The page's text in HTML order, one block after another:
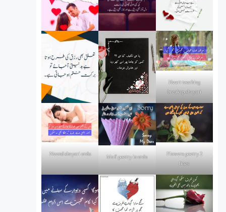
Heart touching
breakup shayari
Neend shayari urdu Mafi poetry in urdu
Flowers poetry 2
lines